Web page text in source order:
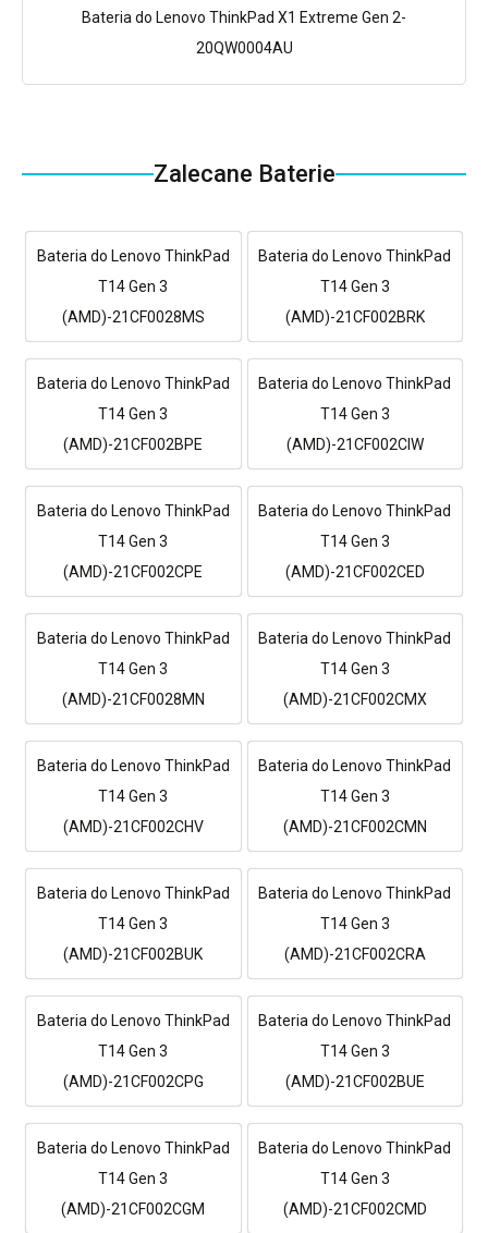
Bateria do Lenovo ThinkPad X1 Extreme Gen 2-
20QW0004AU
Zalecane Baterie
Bateria do Lenovo ThinkPad
T14 Gen 3
(AMD)-21CF0028MS
Bateria do Lenovo ThinkPad
T14 Gen 3
(AMD)-21CF002BRK
Bateria do Lenovo ThinkPad
T14 Gen 3
(AMD)-21CF002BPE
Bateria do Lenovo ThinkPad
T14 Gen 3
(AMD)-21CF002CIW
Bateria do Lenovo ThinkPad
T14 Gen 3
(AMD)-21CF002CPE
Bateria do Lenovo ThinkPad
T14 Gen 3
(AMD)-21CF002CED
Bateria do Lenovo ThinkPad
T14 Gen 3
(AMD)-21CF0028MN
Bateria do Lenovo ThinkPad
T14 Gen 3
(AMD)-21CF002CMX
Bateria do Lenovo ThinkPad
T14 Gen 3
(AMD)-21CF002CHV
Bateria do Lenovo ThinkPad
T14 Gen 3
(AMD)-21CF002CMN
Bateria do Lenovo ThinkPad
T14 Gen 3
(AMD)-21CF002BUK
Bateria do Lenovo ThinkPad
T14 Gen 3
(AMD)-21CF002CRA
Bateria do Lenovo ThinkPad
T14 Gen 3
(AMD)-21CF002CPG
Bateria do Lenovo ThinkPad
T14 Gen 3
(AMD)-21CF002BUE
Bateria do Lenovo ThinkPad
T14 Gen 3
(AMD)-21CF002CGM
Bateria do Lenovo ThinkPad
T14 Gen 3
(AMD)-21CF002CMD